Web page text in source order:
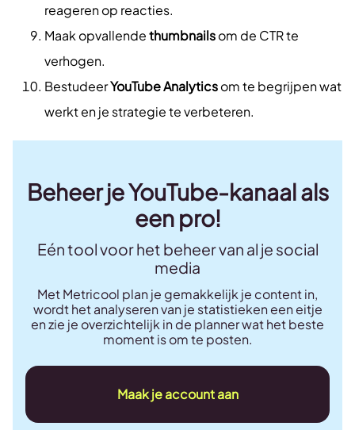
reageren op reacties.
Maak opvallendethumbnailsom de CTR te
verhogen.
BestudeerYouTube Analyticsom te begrijpen wat
werkt en je strategie te verbeteren.
Beheer je YouTube-kanaal als
een pro!
Eén tool voor het beheer van al je social
media
Met Metricool plan je gemakkelijk je content in,
wordt het analyseren van je statistieken een eitje
en zie je overzichtelijk in de planner wat het beste
moment is om te posten.
Maak je account aan